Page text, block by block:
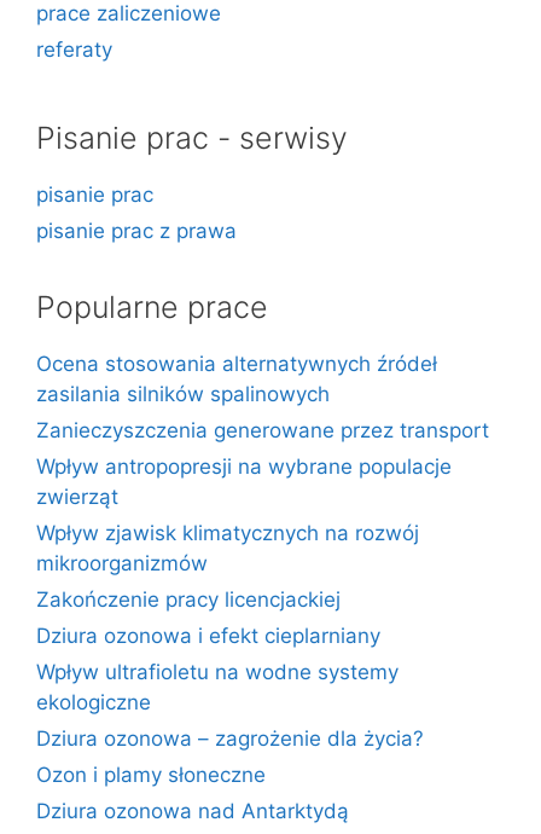
prace zaliczeniowe
referaty
Pisanie prac - serwisy
pisanie prac
pisanie prac z prawa
Popularne prace
Ocena stosowania alternatywnych źródeł
zasilania silników spalinowych
Zanieczyszczenia generowane przez transport
Wpływ antropopresji na wybrane populacje
zwierząt
Wpływ zjawisk klimatycznych na rozwój
mikroorganizmów
Zakończenie pracy licencjackiej
Dziura ozonowa i efekt cieplarniany
Wpływ ultrafioletu na wodne systemy
ekologiczne
Dziura ozonowa – zagrożenie dla życia?
Ozon i plamy słoneczne
Dziura ozonowa nad Antarktydą